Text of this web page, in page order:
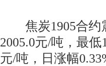
焦炭1905合约
2005.0元/吨，最
元/吨，日涨幅